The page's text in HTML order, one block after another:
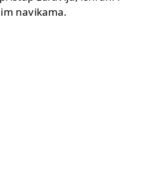
navikama.